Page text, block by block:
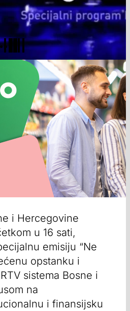
i Hercegovine
u 16 sati,
emisiju “Ne
opstanku i
sistema Bosne i
na
i finansijsku